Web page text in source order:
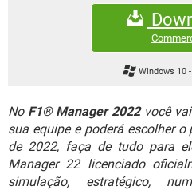
INSTAGRAM
GUIA DE COMPRAS
Windows 10-
No F1® Manager 2022você vai
sua equipe e poderá escolher
de 2022, faça de tudo para
Manager 22 licenciado
simulação, estratégico,